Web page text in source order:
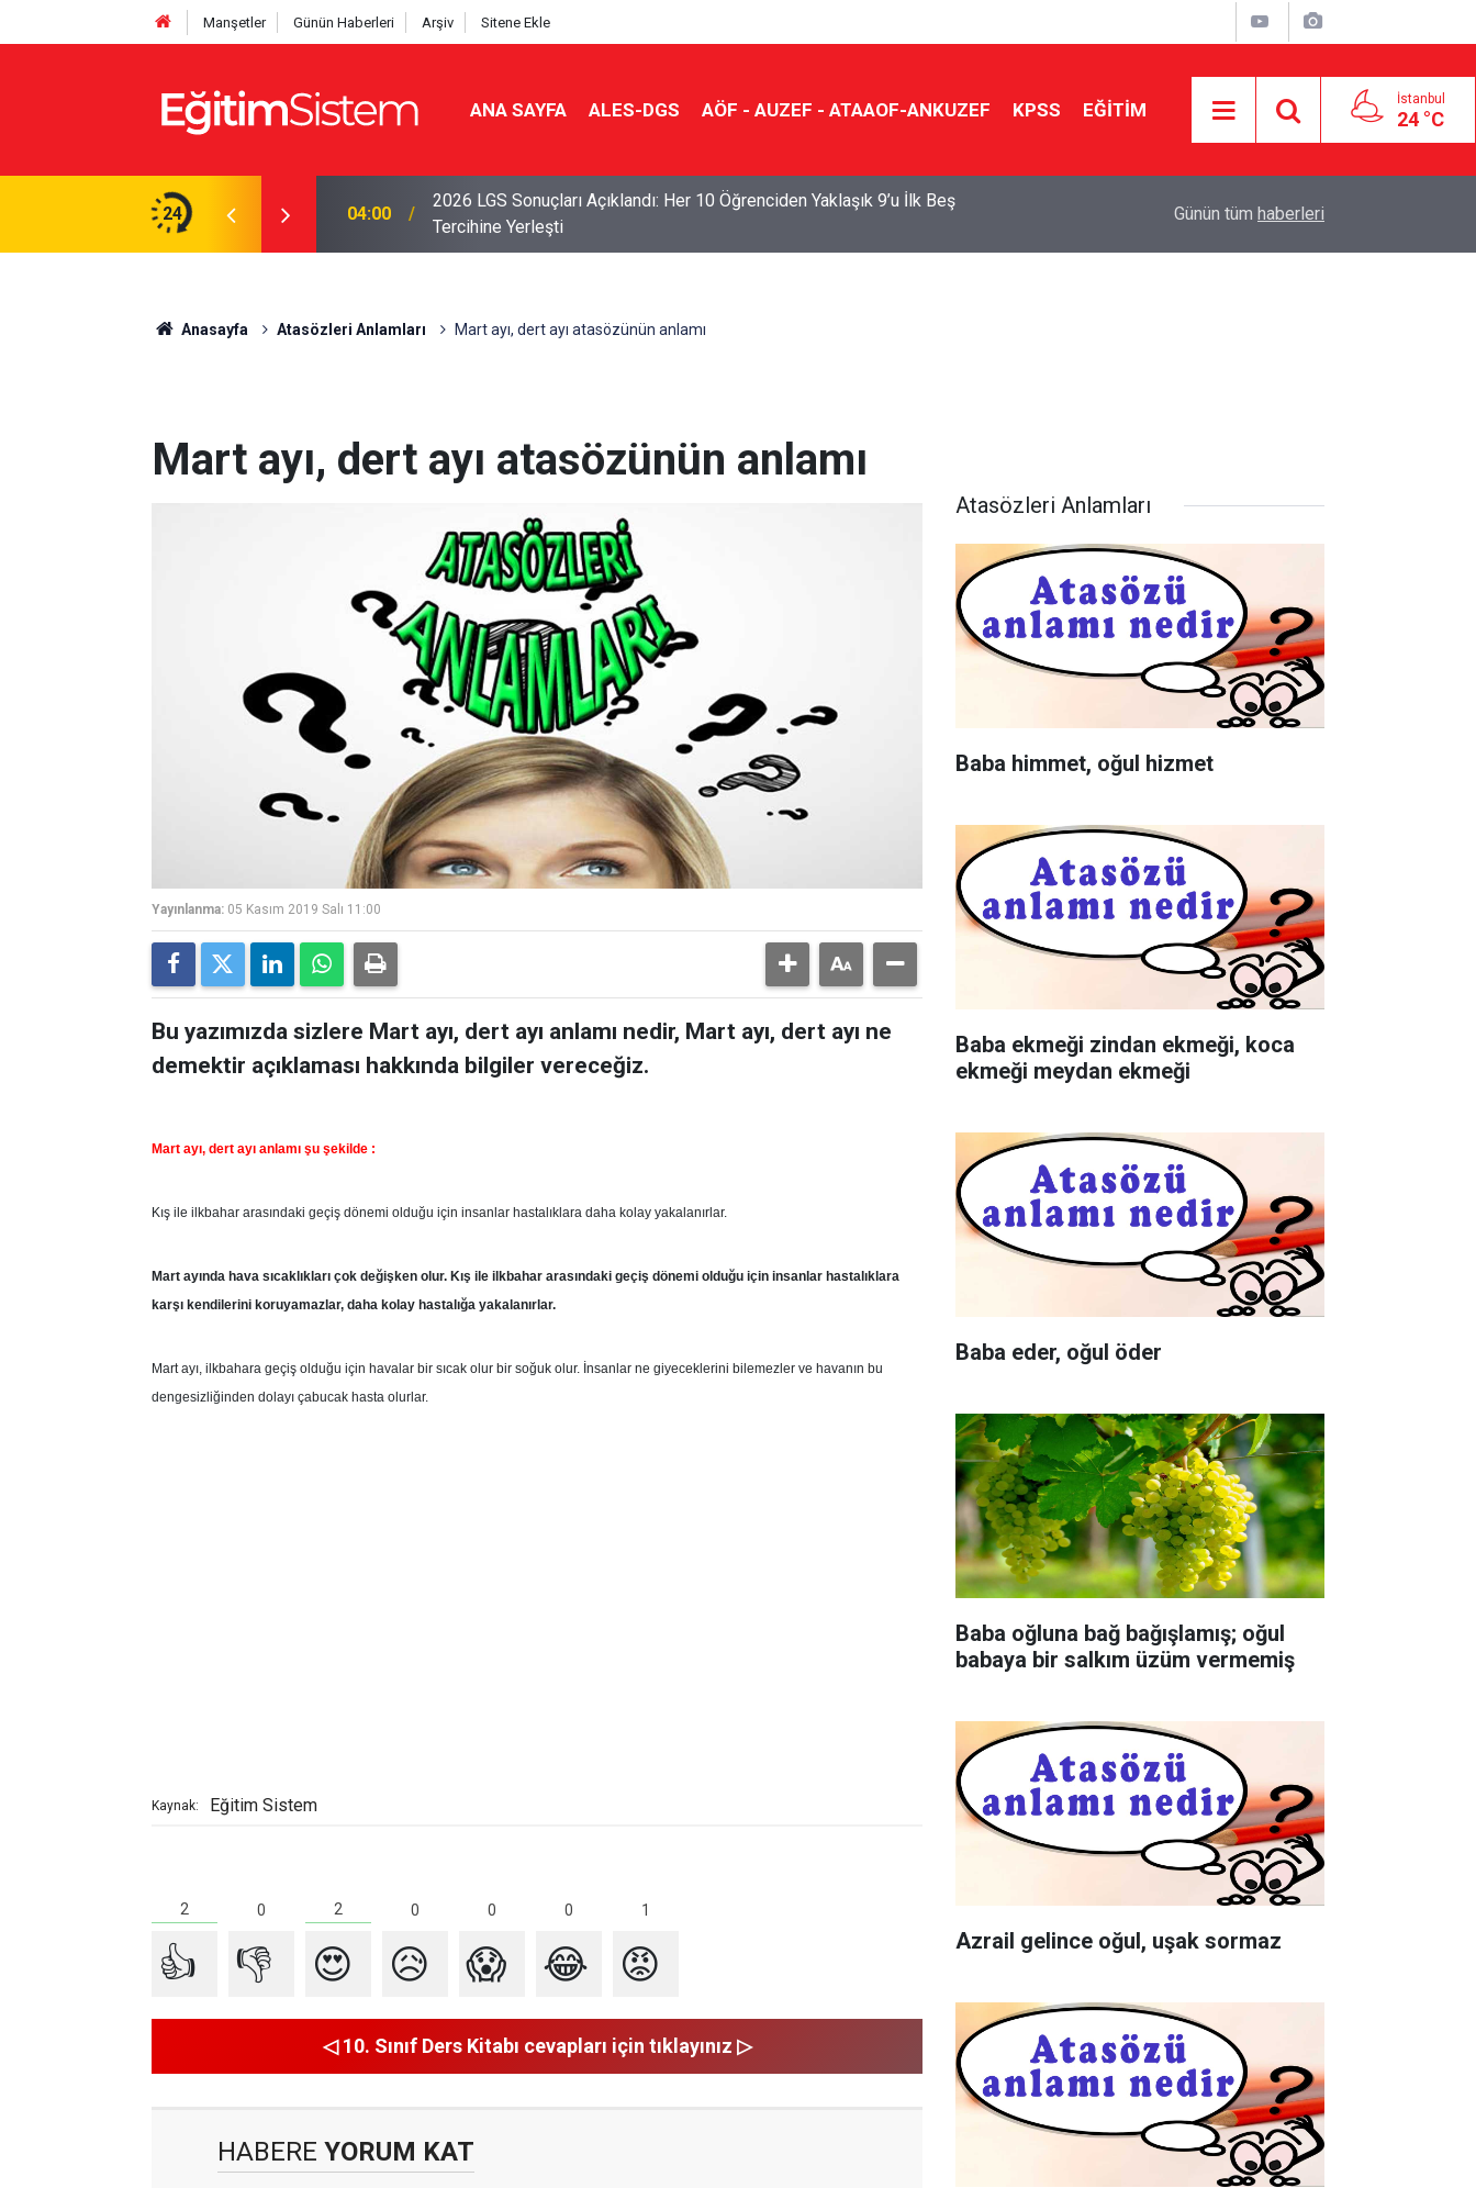
Manşetler Günün Haberleri Arşiv Sitene Ekle
ANA SAYFA ALES-DGS AÖF - AUZEF - ATAAOF-ANKUZEF KPSS EĞİTİM İstanbul
24 °C
24
10 Öğrenciden Yaklaşık 9’u İlk Beş
01:00
Aileniz Sizi İlgi ve Yeteneklerinize Göre Hangi Eğitim Faaliyetlerine
Yönlendiriyor?
Ağustos’ta
Günün tüm haberleri
Anasayfa Atasözleri Anlamları Mart ayı, dert ayı atasözünün anlamı
Mart ayı, dert ayı atasözünün anlamı
Yayınlanma: 05 Kasım 2019 Salı 11:00
Bu yazımızda sizlere Mart ayı, dert ayı anlamı nedir, Mart ayı, dert ayı ne
demektir açıklaması hakkında bilgiler vereceğiz.
Mart ayı, dert ayı anlamı şu şekilde :
Kış ile ilkbahar arasındaki geçiş dönemi olduğu için insanlar hastalıklara daha kolay yakalanırlar.
Mart ayında hava sıcaklıkları çok değişken olur. Kış ile ilkbahar arasındaki geçiş dönemi olduğu için insanlar hastalıklara
karşı kendilerini koruyamazlar, daha kolay hastalığa yakalanırlar.
Mart ayı, ilkbahara geçiş olduğu için havalar bir sıcak olur bir soğuk olur. İnsanlar ne giyeceklerini bilemezler ve havanın bu
dengesizliğinden dolayı çabucak hasta olurlar.
Kaynak: Eğitim Sistem
2 0 2 0 0 0 1
👍 👎 😍 😥 😱 😂 😡
◁ 10. Sınıf Ders Kitabı cevapları için tıklayınız ▷
HABERE YORUM KAT
Atasözleri Anlamları
Baba himmet, oğul hizmet
Baba ekmeği zindan ekmeği, koca
ekmeği meydan ekmeği
Baba eder, oğul öder
Baba oğluna bağ bağışlamış; oğul
babaya bir salkım üzüm vermemiş
Azrail gelince oğul, uşak sormaz